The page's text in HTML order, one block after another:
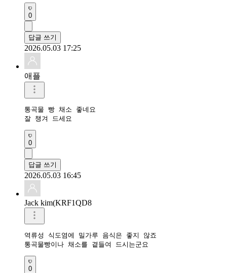
0
답글 쓰기
2026.05.03 17:25
애플
통곡물 빵 채소 좋네요
0
답글 쓰기
2026.05.03 16:45
Jack kim(KRF1QD8
역류성 식도염에 밀가루 음식은 좋지 않죠
통곡물빵이나 채소를 곁들여 드시는군요
0